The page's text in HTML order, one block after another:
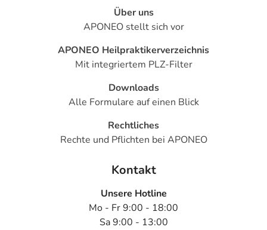
Über uns
APONEO stellt sich vor
APONEO Heilpraktikerverzeichnis
Mit integriertem PLZ-Filter
Downloads
Alle Formulare auf einen Blick
Rechtliches
Rechte und Pflichten bei APONEO
Kontakt
Unsere Hotline
Mo - Fr 9:00 - 18:00
Sa 9:00 - 13:00